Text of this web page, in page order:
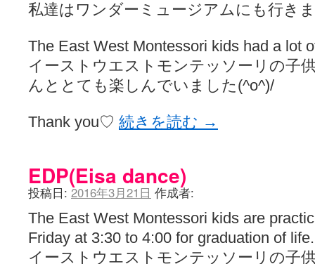
私達はワンダーミュージアムにも行き
The East West Montessori kids had a lot
イーストウエストモンテッソーリの子
んととても楽しんでいました(^o^)/
Thank you♡ 続きを読む →
EDP(Eisa dance)
投稿日: 2016年3月21日 作成者:
The East West Montessori kids are
Friday at 3:30 to 4:00 for graduation of life.
イーストウエストモンテッソーリの子